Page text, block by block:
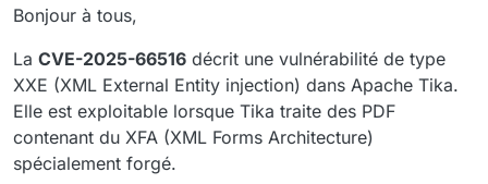
Bonjour à tous,
La CVE-2025-66516 décrit une vulnérabilité de type
XXE (XML External Entity injection) dans Apache Tika.
Elle est exploitable lorsque Tika traite des PDF
contenant du XFA (XML Forms Architecture)
spécialement forgé.